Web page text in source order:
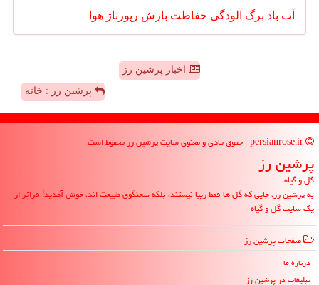
آب باد برگ آلودگی حفاظت بارش رپورتاژ هوا
اخبار پرشین رز
پرشین رز : خانه
پرشین رز
گل و گیاه
به پرشین رز، جایی که گل ها فقط زیبا نیستند، بلکه سخنگوی طبیعت اند، خوش آمدید! فراتر از
یک سایت گل و گیاه
صفحات پرشین رز
درباره ما
تبلیغات در پرشین رز